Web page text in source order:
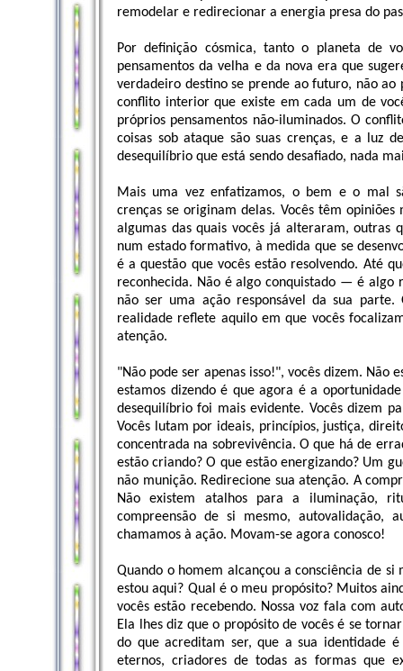
remodelar e redirecionar a energia presa do
Por definição cósmica, tanto o planeta de
pensamentos da velha e da nova era que
verdadeiro destino se prende ao futuro, não
conflito interior que existe em cada um de
próprios pensamentos não-iluminados. O
coisas sob ataque são suas crenças, e a luz
desequilíbrio que está sendo desafiado, nada
Mais uma vez enfatizamos, o bem e o mal
crenças se originam delas. Vocês têm
algumas das quais vocês já alteraram, outras
num estado formativo, à medida que se
é a questão que vocês estão resolvendo. Até
reconhecida. Não é algo conquistado — é algo
não ser uma ação responsável da sua
realidade reflete aquilo em que vocês
atenção.
"Não pode ser apenas isso!", vocês dizem. Não
estamos dizendo é que agora é a
desequilíbrio foi mais evidente. Vocês dizem
Vocês lutam por ideais, princípios, justiça,
concentrada na sobrevivência. O que há de
estão criando? O que estão energizando? Um
não munição. Redirecione sua atenção. A
Não existem atalhos para a iluminação,
compreensão de si mesmo, autovalidação,
chamamos à ação. Movam-se agora conosco!
Quando o homem alcançou a consciência de
estou aqui? Qual é o meu propósito? Muitos
vocês estão recebendo. Nossa voz fala com
Ela lhes diz que o propósito de vocês é se
do que acreditam ser, que a sua identidade
eternos, criadores de todas as formas que